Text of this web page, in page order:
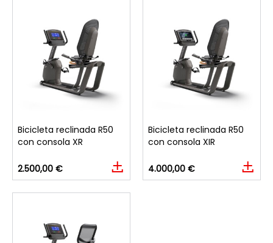
Bicicleta reclinada R50
con consola XR
2.500,00 €
Bicicleta reclinada R50
con consola XIR
4.000,00 €